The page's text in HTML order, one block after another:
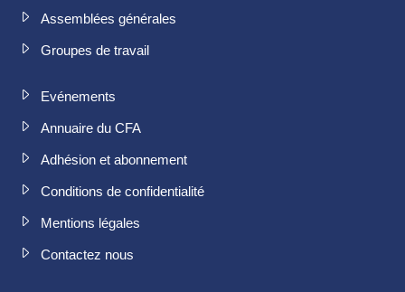
Assemblées générales
Groupes de travail
Evénements
Annuaire du CFA
Adhésion et abonnement
Conditions de confidentialité
Mentions légales
Contactez nous